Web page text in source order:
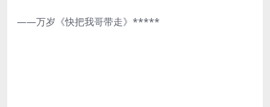
——万岁《快把我哥带走》*****